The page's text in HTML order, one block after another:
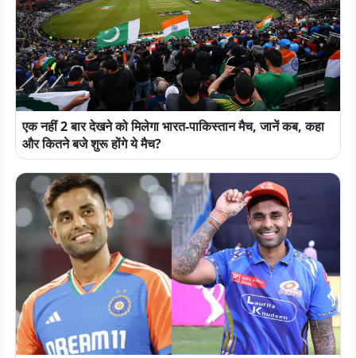
एक नहीं 2 बार देखने को मिलेगा भारत-पाकिस्तान मैच, जानें कब, कहा
और कितने बजे शुरू होंगे ये मैच?